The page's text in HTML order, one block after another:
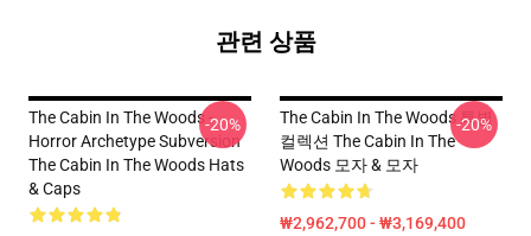
관련 상품
The Cabin In The Woods -
Horror Archetype Subversion
The Cabin In The Woods Hats
& Caps
-20%
The Cabin In The Woods 특별
컬렉션 The Cabin In The
Woods 모자 & 모자
₩2,962,700 - ₩3,169,400
-20%